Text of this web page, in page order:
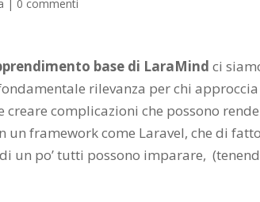
| 0 commenti
base di LaraMind ci
rilevanza per chi approccia
creare complicazioni che possono
un framework come Laravel, che di
un po’ tutti possono imparare,